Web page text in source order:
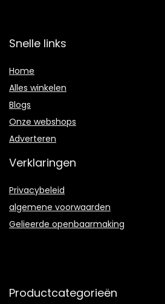
Snelle links
Home
Alles winkelen
Blogs
Onze webshops
Adverteren
Verklaringen
Privacybeleid
algemene voorwaarden
Gelieerde openbaarmaking
Productcategorieën